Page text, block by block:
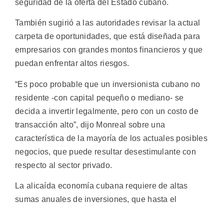
seguridad de la oferta del Estado cubano.
También sugirió a las autoridades revisar la actual
carpeta de oportunidades, que está diseñada para
empresarios con grandes montos financieros y que
puedan enfrentar altos riesgos.
“Es poco probable que un inversionista cubano no
residente -con capital pequeño o mediano- se
decida a invertir legalmente, pero con un costo de
transacción alto”, dijo Monreal sobre una
característica de la mayoría de los actuales posibles
negocios, que puede resultar desestimulante con
respecto al sector privado.
La alicaída economía cubana requiere de altas
sumas anuales de inversiones, que hasta el